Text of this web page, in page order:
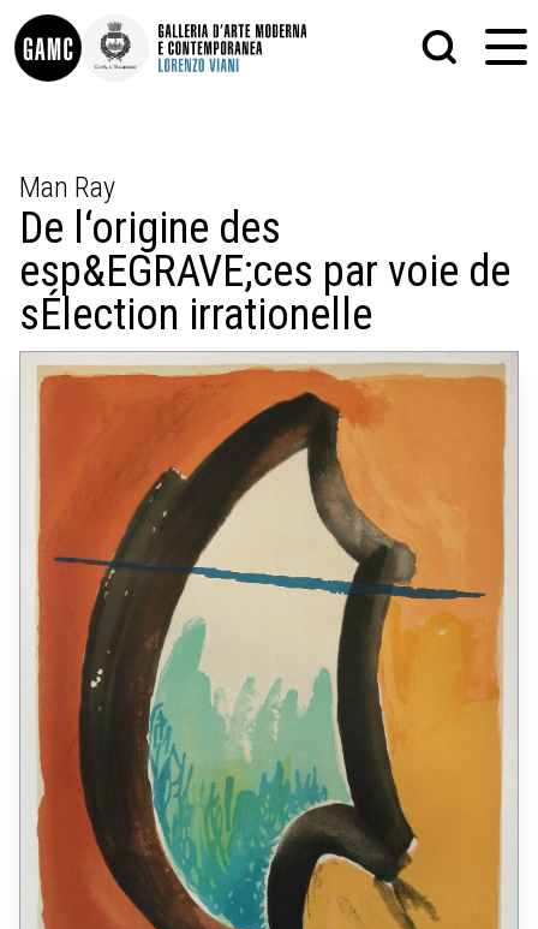
CONTATTI
DIDATTICA
SHOP
LE COLLEZIONI
GLI AUTORI
MOSTRE
PALAZZO DELLE MUSE
SCULTURA
STAMPA
ALTRO
MATRICI XILOGRAFICHE
FOTOGRAFIA
Man Ray
De l‘origine des
esp&EGRAVE;ces par voie de
sÉlection irrationelle